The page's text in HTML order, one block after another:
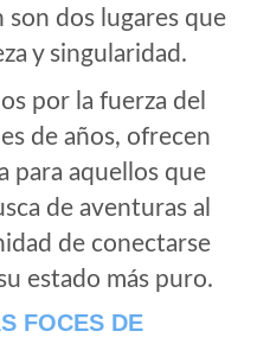
son dos lugares que
y singularidad.
por la fuerza del
de años, ofrecen
para aquellos que
de aventuras al
de conectarse
estado más puro.
FOCES DE